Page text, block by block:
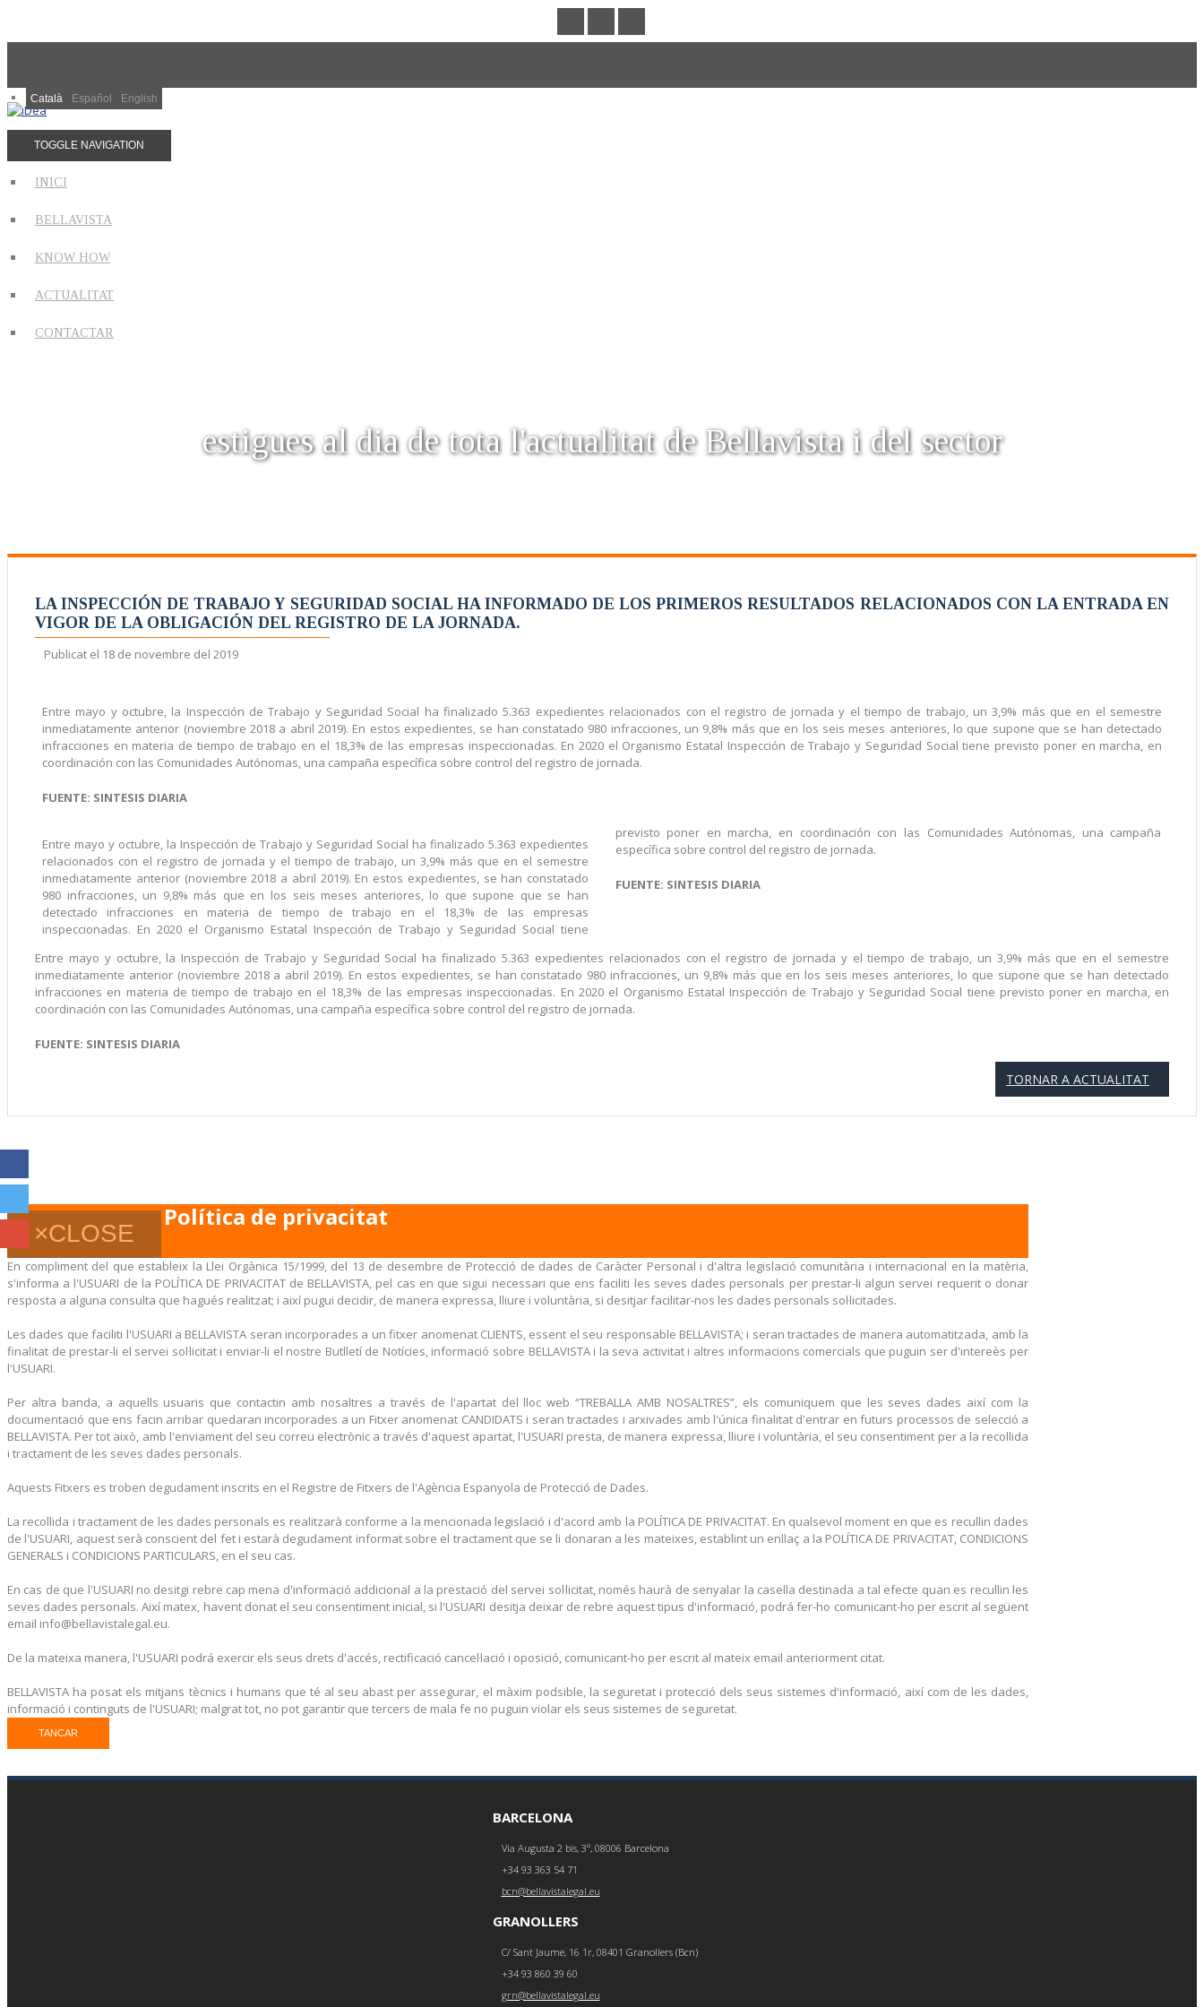
Català Español English
TOGGLE NAVIGATION
INICI
BELLAVISTA
KNOW HOW
ACTUALITAT
CONTACTAR
estigues al dia de tota l'actualitat de Bellavista i del sector
LA INSPECCIÓN DE TRABAJO Y SEGURIDAD SOCIAL HA INFORMADO DE LOS PRIMEROS RESULTADOS RELACIONADOS CON LA ENTRADA EN
VIGOR DE LA OBLIGACIÓN DEL REGISTRO DE LA JORNADA.
Publicat el 18 de novembre del 2019
Entre mayo y octubre, la Inspección de Trabajo y Seguridad Social ha finalizado 5.363 expedientes relacionados con el registro de jornada y el tiempo de trabajo, un 3,9% más que en el semestre
inmediatamente anterior (noviembre 2018 a abril 2019). En estos expedientes, se han constatado 980 infracciones, un 9,8% más que en los seis meses anteriores, lo que supone que se han detectado
infracciones en materia de tiempo de trabajo en el 18,3% de las empresas inspeccionadas. En 2020 el Organismo Estatal Inspección de Trabajo y Seguridad Social tiene previsto poner en marcha, en
coordinación con las Comunidades Autónomas, una campaña específica sobre control del registro de jornada.
FUENTE: SINTESIS DIARIA
Entre mayo y octubre, la Inspección de Trabajo y Seguridad Social ha finalizado 5.363 expedientes
relacionados con el registro de jornada y el tiempo de trabajo, un 3,9% más que en el semestre
inmediatamente anterior (noviembre 2018 a abril 2019). En estos expedientes, se han constatado
980 infracciones, un 9,8% más que en los seis meses anteriores, lo que supone que se han
detectado infracciones en materia de tiempo de trabajo en el 18,3% de las empresas
inspeccionadas. En 2020 el Organismo Estatal Inspección de Trabajo y Seguridad Social tiene
previsto poner en marcha, en coordinación con las Comunidades Autónomas, una campaña
específica sobre control del registro de jornada.
FUENTE: SINTESIS DIARIA
Entre mayo y octubre, la Inspección de Trabajo y Seguridad Social ha finalizado 5.363 expedientes relacionados con el registro de jornada y el tiempo de trabajo, un 3,9% más que en el semestre
inmediatamente anterior (noviembre 2018 a abril 2019). En estos expedientes, se han constatado 980 infracciones, un 9,8% más que en los seis meses anteriores, lo que supone que se han detectado
infracciones en materia de tiempo de trabajo en el 18,3% de las empresas inspeccionadas. En 2020 el Organismo Estatal Inspección de Trabajo y Seguridad Social tiene previsto poner en marcha, en
coordinación con las Comunidades Autónomas, una campaña específica sobre control del registro de jornada.
FUENTE: SINTESIS DIARIA
TORNAR A ACTUALITAT
×CLOSE
Política de privacitat
En compliment del que estableix la Llei Orgànica 15/1999, del 13 de desembre de Protecció de dades de Caràcter Personal i d'altra legislació comunitària i internacional en la matèria,
s'informa a l'USUARI de la POLÍTICA DE PRIVACITAT de BELLAVISTA, pel cas en que sigui necessari que ens faciliti les seves dades personals per prestar-li algun servei requerit o donar
resposta a alguna consulta que hagués realitzat; i així pugui decidir, de manera expressa, lliure i voluntària, si desitjar facilitar-nos les dades personals sol·licitades.
Les dades que faciliti l'USUARI a BELLAVISTA seran incorporades a un fitxer anomenat CLIENTS, essent el seu responsable BELLAVISTA; i seran tractades de manera automatitzada, amb la
finalitat de prestar-li el servei sol·licitat i enviar-li el nostre Butlletí de Notícies, informació sobre BELLAVISTA i la seva activitat i altres informacions comercials que puguin ser d'intereès per
l'USUARI.
Per altra banda, a aquells usuaris que contactin amb nosaltres a través de l'apartat del lloc web “TREBALLA AMB NOSALTRES”, els comuniquem que les seves dades així com la
documentació que ens facin arribar quedaran incorporades a un Fitxer anomenat CANDIDATS i seran tractades i arxivades amb l'única finalitat d'entrar en futurs processos de selecció a
BELLAVISTA. Per tot això, amb l'enviament del seu correu electrònic a través d'aquest apartat, l'USUARI presta, de manera expressa, lliure i voluntària, el seu consentiment per a la recollida
i tractament de les seves dades personals.
Aquests Fitxers es troben degudament inscrits en el Registre de Fitxers de l'Agència Espanyola de Protecció de Dades.
La recollida i tractament de les dades personals es realitzarà conforme a la mencionada legislació i d'acord amb la POLÍTICA DE PRIVACITAT. En qualsevol moment en que es recullin dades
de l'USUARI, aquest serà conscient del fet i estarà degudament informat sobre el tractament que se li donaran a les mateixes, establint un enllaç a la POLÍTICA DE PRIVACITAT, CONDICIONS
GENERALS i CONDICIONS PARTICULARS, en el seu cas.
En cas de que l'USUARI no desitgi rebre cap mena d'informació addicional a la prestació del servei sol·licitat, només haurà de senyalar la casella destinada a tal efecte quan es recullin les
seves dades personals. Així matex, havent donat el seu consentiment inicial, si l'USUARI desitja deixar de rebre aquest tipus d'informació, podrá fer-ho comunicant-ho per escrit al següent
email info@bellavistalegal.eu.
De la mateixa manera, l'USUARI podrá exercir els seus drets d'accés, rectificació cancel·lació i oposició, comunicant-ho per escrit al mateix email anteriorment citat.
BELLAVISTA ha posat els mitjans tècnics i humans que té al seu abast per assegurar, el màxim podsible, la seguretat i protecció dels seus sistemes d'informació, així com de les dades,
informació i continguts de l'USUARI; malgrat tot, no pot garantir que tercers de mala fe no puguin violar els seus sistemes de seguretat.
TANCAR
BARCELONA
Via Augusta 2 bis, 3º, 08006 Barcelona
+34 93 363 54 71
bcn@bellavistalegal.eu
GRANOLLERS
C/ Sant Jaume, 16 1r, 08401 Granollers (Bcn)
+34 93 860 39 60
grn@bellavistalegal.eu